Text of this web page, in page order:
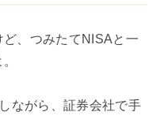
、つみたてNISAと一
ながら、証券会社で手